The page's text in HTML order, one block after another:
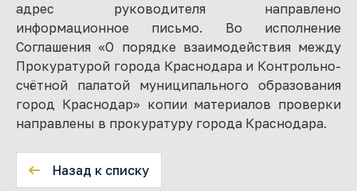
адрес руководителя направлено
информационное письмо. Во исполнение
Соглашения «О порядке взаимодействия между
Прокуратурой города Краснодара и Контрольно-
счётной палатой муниципального образования
город Краснодар» копии материалов проверки
направлены в прокуратуру города Краснодара.
Назад к списку